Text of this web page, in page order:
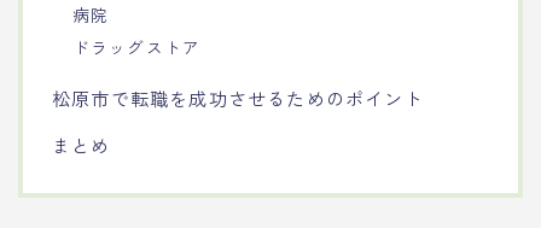
病院
ドラッグストア
松原市で転職を成功させるためのポイント
まとめ